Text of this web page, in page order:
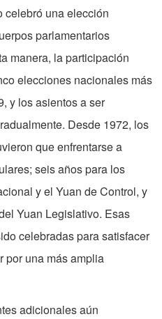
celebró una elección
parlamentarios
manera, la participación
elecciones nacionales más
y los asientos a ser
Desde 1972, los
que enfrentarse a
seis años para los
y el Yuan de Control, y
Yuan Legislativo. Esas
celebradas para satisfacer
por una más amplia
adicionales aún